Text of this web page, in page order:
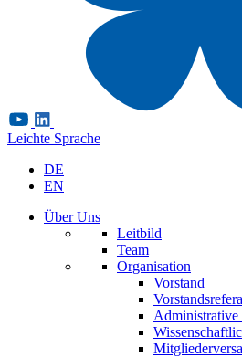
Leichte Sprache
DE
EN
Über Uns
Leitbild
Team
Organisation
Vorstand